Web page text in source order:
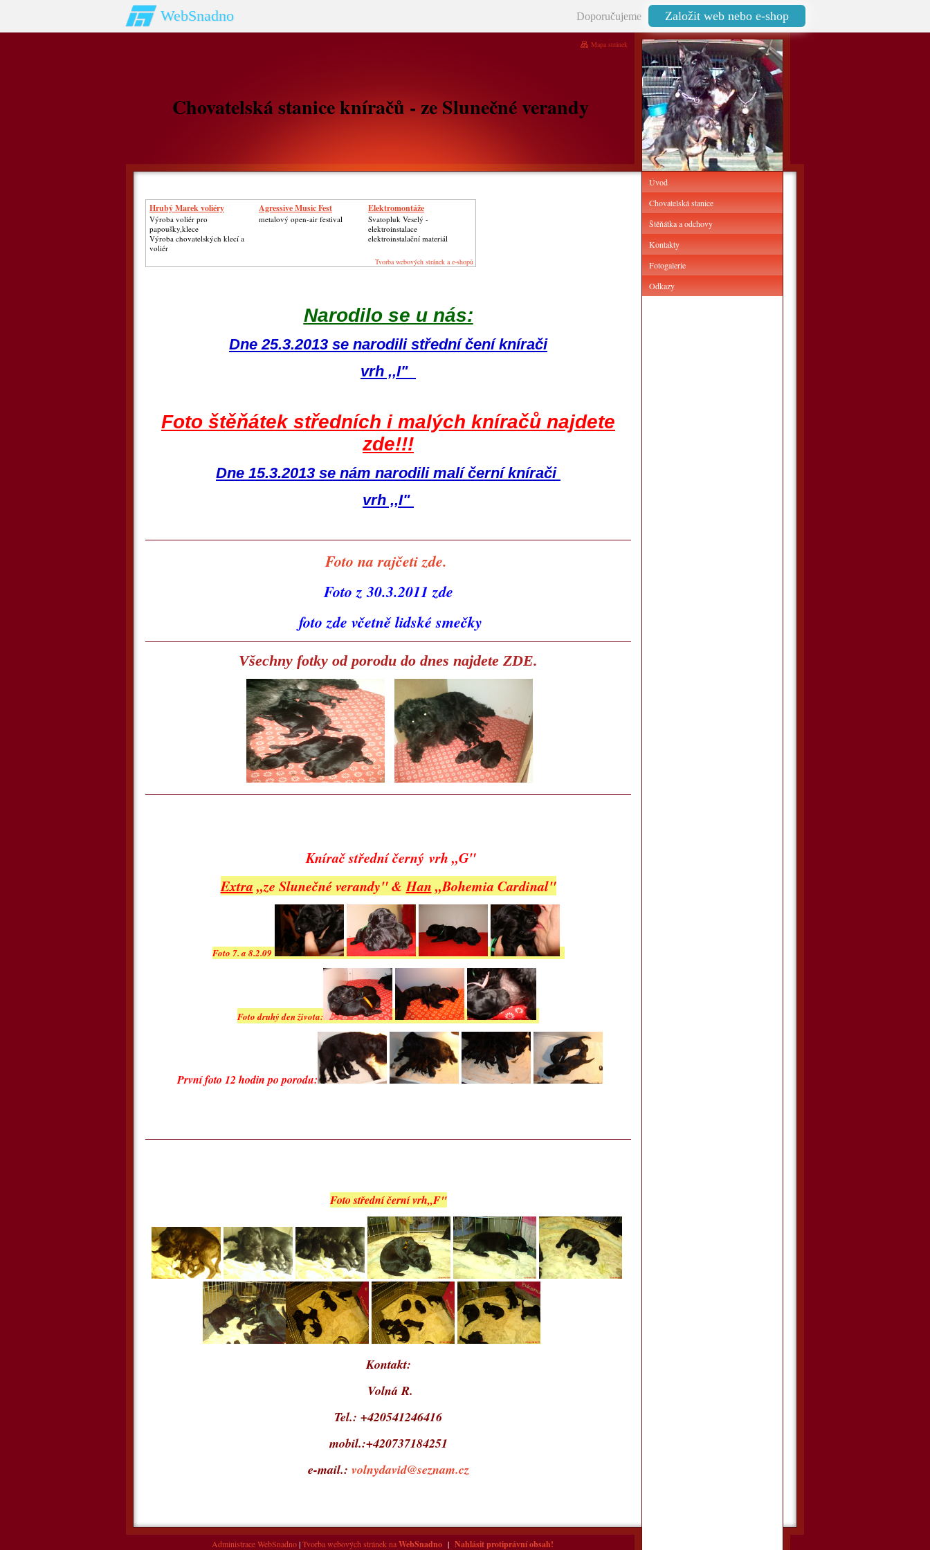
WebSnadno Doporučujeme Založit web nebo e-shop
Chovatelská stanice kníračů - ze Slunečné verandy
Mapa stránek
Hrubý Marek voliéry
Výroba voliér pro
papoušky,klece
Výroba chovatelských klecí a
voliér
Agressive Music Fest
metalový open-air festival
Elektromontáže
Svatopluk Veselý -
elektroinstalace
elektroinstalační materiál
Tvorba webových stránek a e-shopů
Narodilo se u nás:
Dne 25.3.2013 se narodili střední čení knírači
vrh ,,I"
Foto štěňátek středních i malých kníračů najdete
zde!!!
Dne 15.3.2013 se nám narodili malí černí knírači
vrh ,,I"
Foto na rajčeti zde.
Foto z 30.3.2011 zde
foto zde včetně lidské smečky
Všechny fotky od porodu do dnes najdete ZDE.
Knírač střední černý vrh ,,G"
Extra,,ze Slunečné verandy" &Han,,Bohemia Cardinal"
Foto 7. a 8.2.09
Foto druhý den života:
První foto 12 hodin po porodu:
Foto střední černí vrh,,F"
Kontakt:
Volná R.
Tel.: +420541246416
mobil.:+420737184251
e-mail.: volnydavid@seznam.cz
Úvod
Chovatelská stanice
Štěňátka a odchovy
Kontakty
Fotogalerie
Odkazy
Administrace WebSnadno|Tvorba webových stránek naWebSnadno | Nahlásit protiprávní obsah!